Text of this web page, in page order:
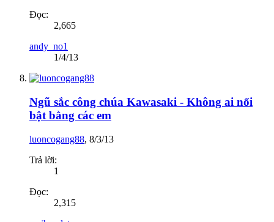
Đọc:
2,665
andy_no1
1/4/13
Ngũ sắc công chúa Kawasaki - Không ai nổi
bật bằng các em
luoncogang88, 8/3/13
Trả lời:
1
Đọc:
2,315